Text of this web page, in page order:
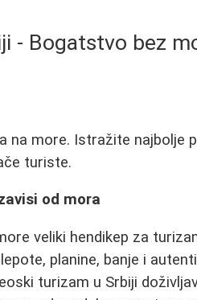
- Bogatstvo bez
na more. Istražite najbolje
turiste.
od mora
veliki hendikep za
planine, banje i
turizam u Srbiji